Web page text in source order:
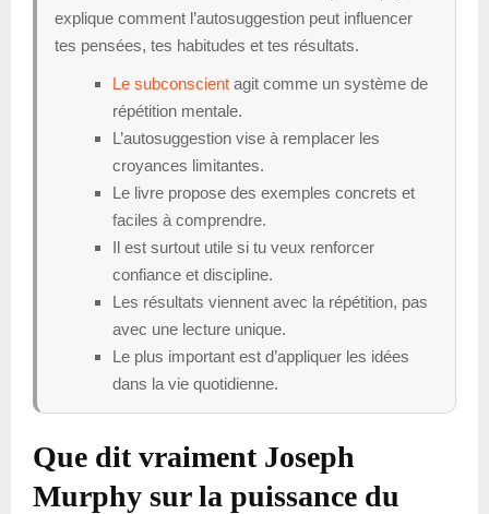
explique comment l’autosuggestion peut influencer
tes pensées, tes habitudes et tes résultats.
Le subconscient agit comme un système de
répétition mentale.
L’autosuggestion vise à remplacer les
croyances limitantes.
Le livre propose des exemples concrets et
faciles à comprendre.
Il est surtout utile si tu veux renforcer
confiance et discipline.
Les résultats viennent avec la répétition, pas
avec une lecture unique.
Le plus important est d’appliquer les idées
dans la vie quotidienne.
Que dit vraiment Joseph
Murphy sur la puissance du